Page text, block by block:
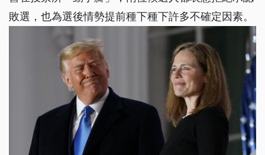
敗選，也為選後情勢提前種下種下許多不確定因素。